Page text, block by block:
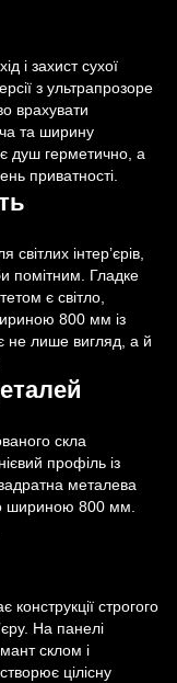
і захист сухої
з ультрапрозоре
врахувати
та ширину
душ герметично, а
приватності.
інтер’єрів,
помітним. Гладке
є світло,
800 мм із
не лише вигляд, а й
скла
профіль із
металева
шириною 800 мм.
строгого
На панелі
склом і
цілісну